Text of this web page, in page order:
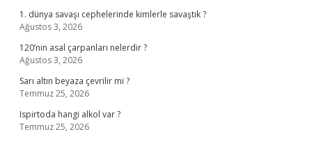
1. dünya savaşı cephelerinde kimlerle savaştık ?
Ağustos 3, 2026
120’nin asal çarpanları nelerdir ?
Ağustos 3, 2026
Sarı altın beyaza çevrilir mi ?
Temmuz 25, 2026
Ispirtoda hangi alkol var ?
Temmuz 25, 2026